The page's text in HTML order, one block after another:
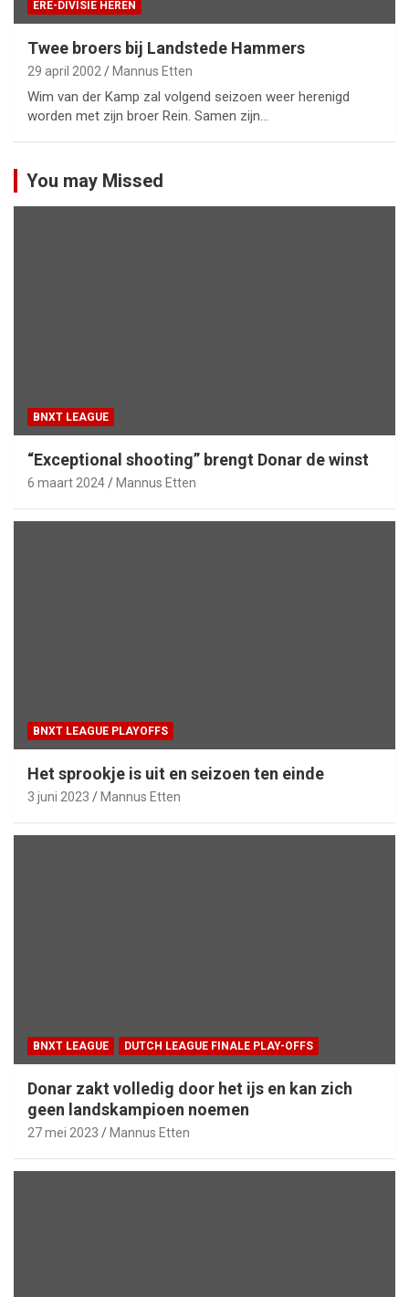
ERE-DIVISIE HEREN
Twee broers bij Landstede Hammers
29 april 2002 Mannus Etten
Wim van der Kamp zal volgend seizoen weer herenigd
worden met zijn broer Rein. Samen zijn…
You may Missed
BNXT LEAGUE
“Exceptional shooting” brengt Donar de winst
6 maart 2024 Mannus Etten
BNXT LEAGUE PLAYOFFS
Het sprookje is uit en seizoen ten einde
3 juni 2023 Mannus Etten
BNXT LEAGUE DUTCH LEAGUE FINALE PLAY-OFFS
Donar zakt volledig door het ijs en kan zich
geen landskampioen noemen
27 mei 2023 Mannus Etten